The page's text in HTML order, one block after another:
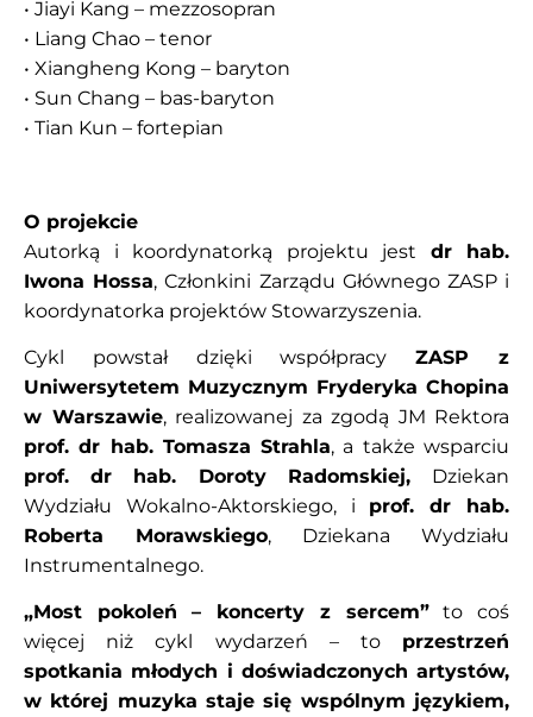
• Jiayi Kang – mezzosopran
• Liang Chao – tenor
• Xiangheng Kong – baryton
• Sun Chang – bas-baryton
• Tian Kun – fortepian
O projekcie
Autorką i koordynatorką projektu jest dr hab.
Iwona Hossa, Członkini Zarządu Głównego ZASP i
koordynatorka projektów Stowarzyszenia.
Cykl powstał dzięki współpracyZASP z
Uniwersytetem Muzycznym Fryderyka Chopina
w Warszawie, realizowanej za zgodą JM Rektora
prof. dr hab. Tomasza Strahla, a także wsparciu
prof. dr hab. Doroty Radomskiej, Dziekan
Wydziału Wokalno-Aktorskiego, i prof. dr hab.
Roberta Morawskiego, Dziekana Wydziału
Instrumentalnego.
„Most pokoleń – koncerty z sercem”to coś
więcej niż cykl wydarzeń – to przestrzeń
spotkania młodych i doświadczonych artystów,
w której muzyka staje się wspólnym językiem,